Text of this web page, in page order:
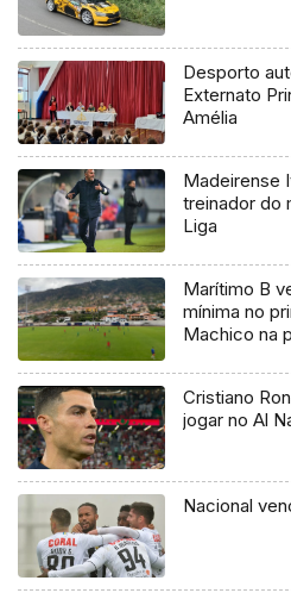
Desporto
Externato
Amélia
Madeirense
treinador do
Liga
Marítimo B
mínima no
Machico na
Cristiano
jogar no Al
Nacional